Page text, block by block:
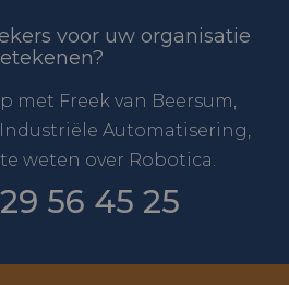
voor uw organisatie
met Freek van Beersum,
Automatisering,
weten over Robotica.
56 45 25